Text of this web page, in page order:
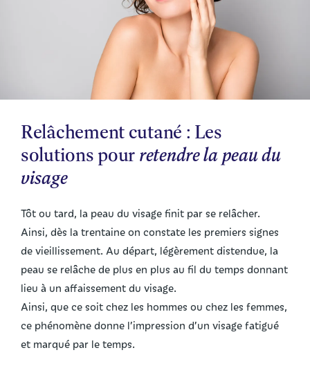
Relâchement cutané : Les
solutions pourretendre la peau du
visage
Tôt ou tard, la peau du visage finit par se relâcher.
Ainsi, dès la trentaine on constate les premiers signes
de vieillissement. Au départ, légèrement distendue, la
peau se relâche de plus en plus au fil du temps donnant
lieu à un affaissement du visage.
Ainsi, que ce soit chez les hommes ou chez les femmes,
ce phénomène donne l’impression d’un visage fatigué
et marqué par le temps.